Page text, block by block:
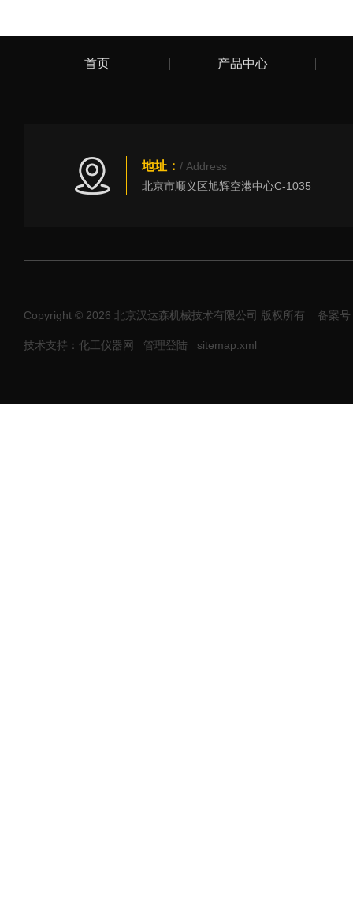
首页 产品中心
地址： / Address
北京市顺义区旭辉空港中心C-1035
Copyright © 2026 北京汉达森机械技术有限公司 版权所有 备案
技术支持：化工仪器网 管理登陆 sitemap.xml